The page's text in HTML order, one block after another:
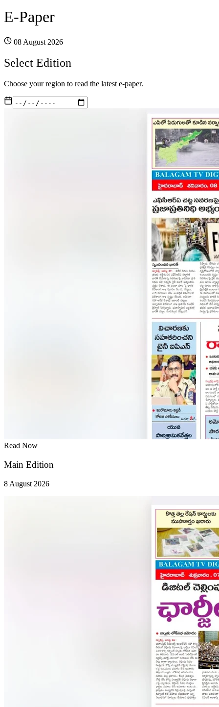
E-Paper
08 August 2026
Select Edition
Choose your region to read the latest e-paper.
Read Now
Main Edition
8 August 2026